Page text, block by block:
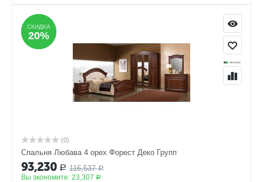
СКИДКА
20%
СКИДКА
20%
(0)
Спальня Любава 4 орех Форест Деко Групп
93,230 Р 116,537 Р
Вы экономите: 23,307 Р